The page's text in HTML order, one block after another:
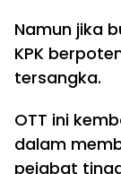
Namun jika
KPK
tersangka.
OTT ini
dalam
pejabat